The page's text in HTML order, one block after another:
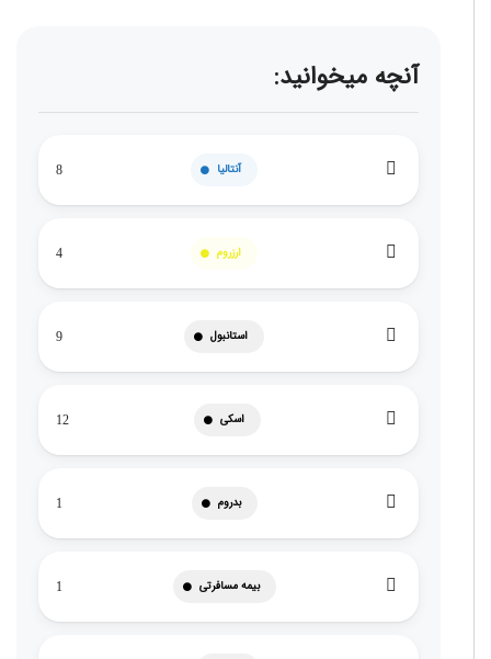
آنچه میخوانید:
آنتالیا 8
ارزروم 4
استانبول 9
اسکی 12
بدروم 1
بیمه مسافرتی 1